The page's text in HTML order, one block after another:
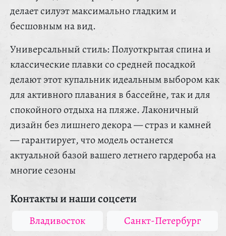
делает силуэт максимально гладким и
бесшовным на вид.
Универсальный стиль: Полуоткрытая спина и
классические плавки со средней посадкой
делают этот купальник идеальным выбором как
для активного плавания в бассейне, так и для
спокойного отдыха на пляже. Лаконичный
дизайн без лишнего декора — страз и камней
— гарантирует, что модель останется
актуальной базой вашего летнего гардероба на
многие сезоны
Контакты и наши соцсети
Владивосток Санкт-Петербург